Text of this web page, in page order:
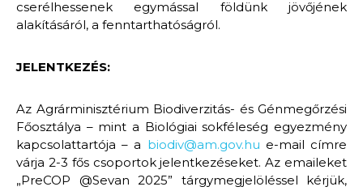
cserélhessenek egymással földünk jövőjének
alakításáról, a fenntarthatóságról.
JELENTKEZÉS:
Az Agrárminisztérium Biodiverzitás- és Génmegőrzési
Főosztálya – mint a Biológiai sokféleség egyezmény
kapcsolattartója – a biodiv@am.gov.hu e-mail címre
várja 2-3 fős csoportok jelentkezéseket. Az emaileket
„PreCOP @Sevan 2025” tárgymegjelöléssel kérjük,